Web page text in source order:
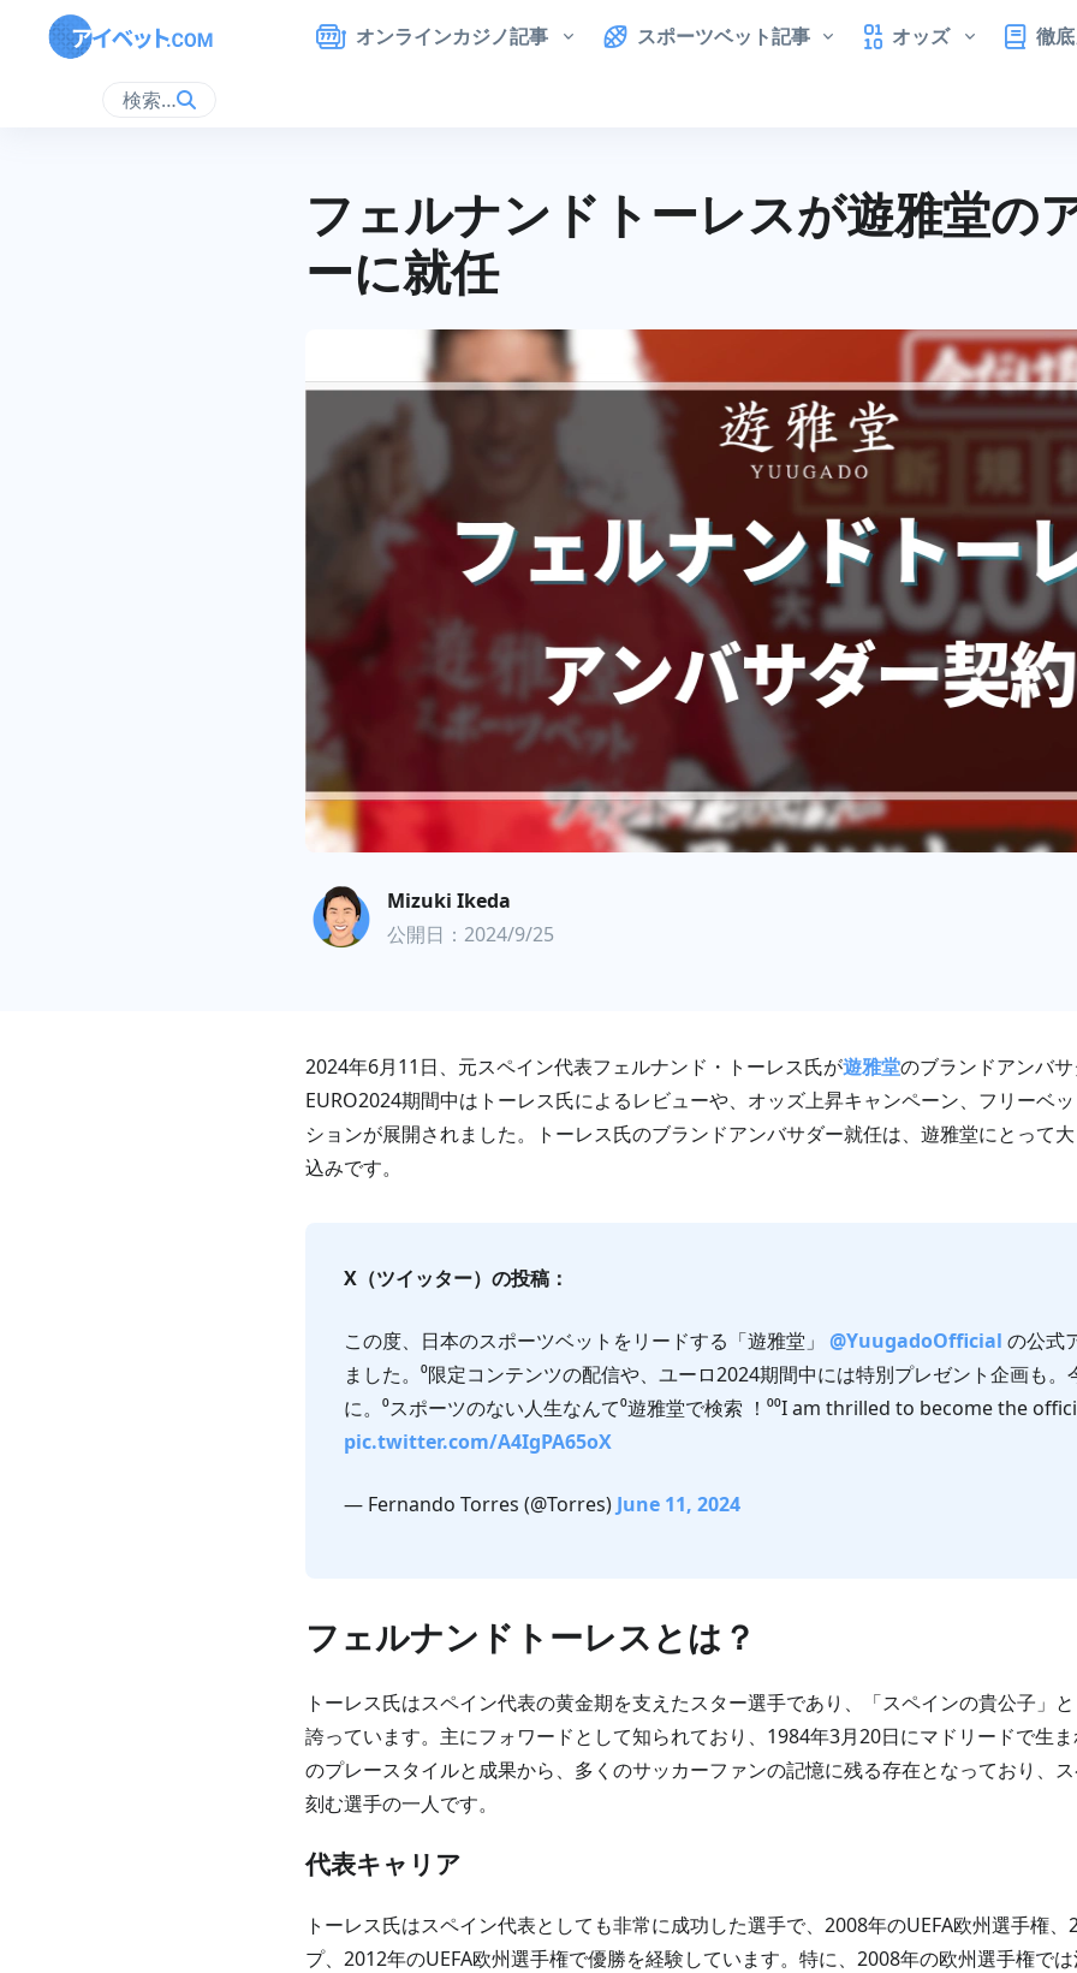
オンラインカジノ記事 スポーツベット記事 オッズ 徹
検索…
フェルナンドトーレスが遊雅堂の
ーに就任
Mizuki Ikeda
公開日：2024/9/25
2024年6月11日、元スペイン代表フェルナンド・トーレス氏が遊雅堂のブランドアンバ
EURO2024期間中はトーレス氏によるレビューや、オッズ上昇キャンペーン、フリーベ
ションが展開されました。トーレス氏のブランドアンバサダー就任は、遊雅堂にとって
込みです。
X（ツイッター）の投稿：
この度、日本のスポーツベットをリードする「遊雅堂」 @YuugadoOfficial の公式
ました。⁰限定コンテンツの配信や、ユーロ2024期間中には特別プレゼント企画も
に。⁰スポーツのない人生なんて⁰遊雅堂で検索 ！⁰⁰I am thrilled to become the
pic.twitter.com/A4IgPA65oX
— Fernando Torres (@Torres) June 11, 2024
フェルナンドトーレスとは？
トーレス氏はスペイン代表の黄金期を支えたスター選手であり、「スペインの貴公子」
誇っています。主にフォワードとして知られており、1984年3月20日にマドリードで生
のプレースタイルと成果から、多くのサッカーファンの記憶に残る存在となっており、
刻む選手の一人です。
代表キャリア
トーレス氏はスペイン代表としても非常に成功した選手で、2008年のUEFA欧州選手権
プ、2012年のUEFA欧州選手権で優勝を経験しています。特に、2008年の欧州選手権で